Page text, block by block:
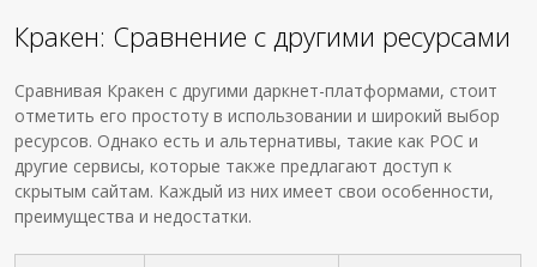
Кракен: Сравнение с другими ресурсами
Сравнивая Кракен с другими даркнет-платформами, стоит
отметить его простоту в использовании и широкий выбор
ресурсов. Однако есть и альтернативы, такие как РОС и
другие сервисы, которые также предлагают доступ к
скрытым сайтам. Каждый из них имеет свои особенности,
преимущества и недостатки.